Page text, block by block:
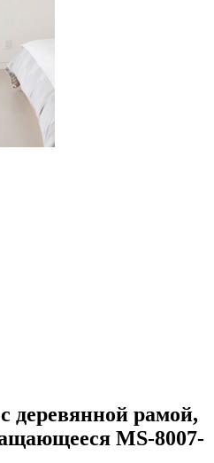
деревянной рамой,
MS-8007-